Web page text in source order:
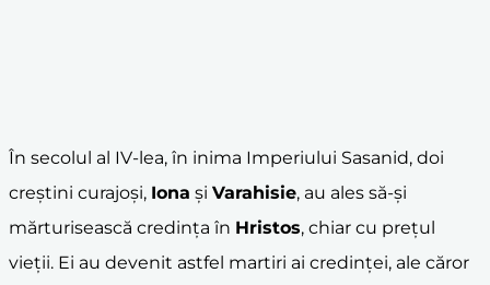
În secolul al IV-lea, în inima Imperiului Sasanid, doi
creștini curajoși, Iona și Varahisie, au ales să-și
mărturisească credința în Hristos, chiar cu prețul
vieții. Ei au devenit astfel martiri ai credinței, ale căror